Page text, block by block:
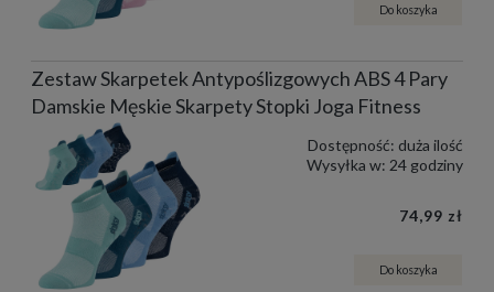
Do koszyka
Zestaw Skarpetek Antypoślizgowych ABS 4 Pary
Damskie Męskie Skarpety Stopki Joga Fitness
Dostępność: duża ilość
Wysyłka w: 24 godziny
74,99 zł
Do koszyka